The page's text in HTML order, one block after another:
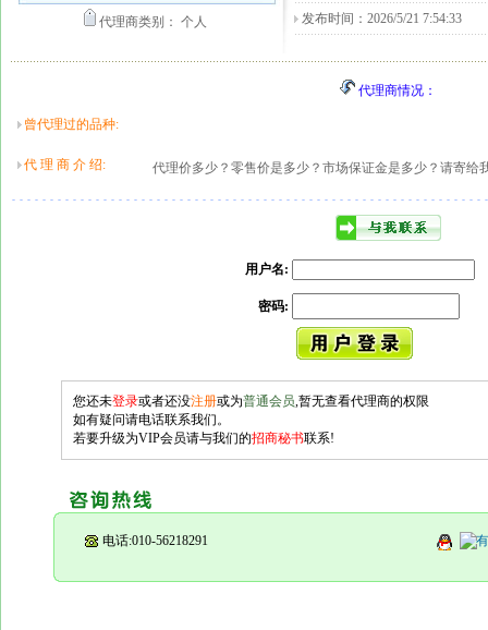
代理商类别： 个人 发布时间：2026/5/21 7:54:33
代理商情况：
曾代理过的品种:
代 理 商 介 绍: 代理价多少？零售价是多少？市场保证金是多少？请寄给